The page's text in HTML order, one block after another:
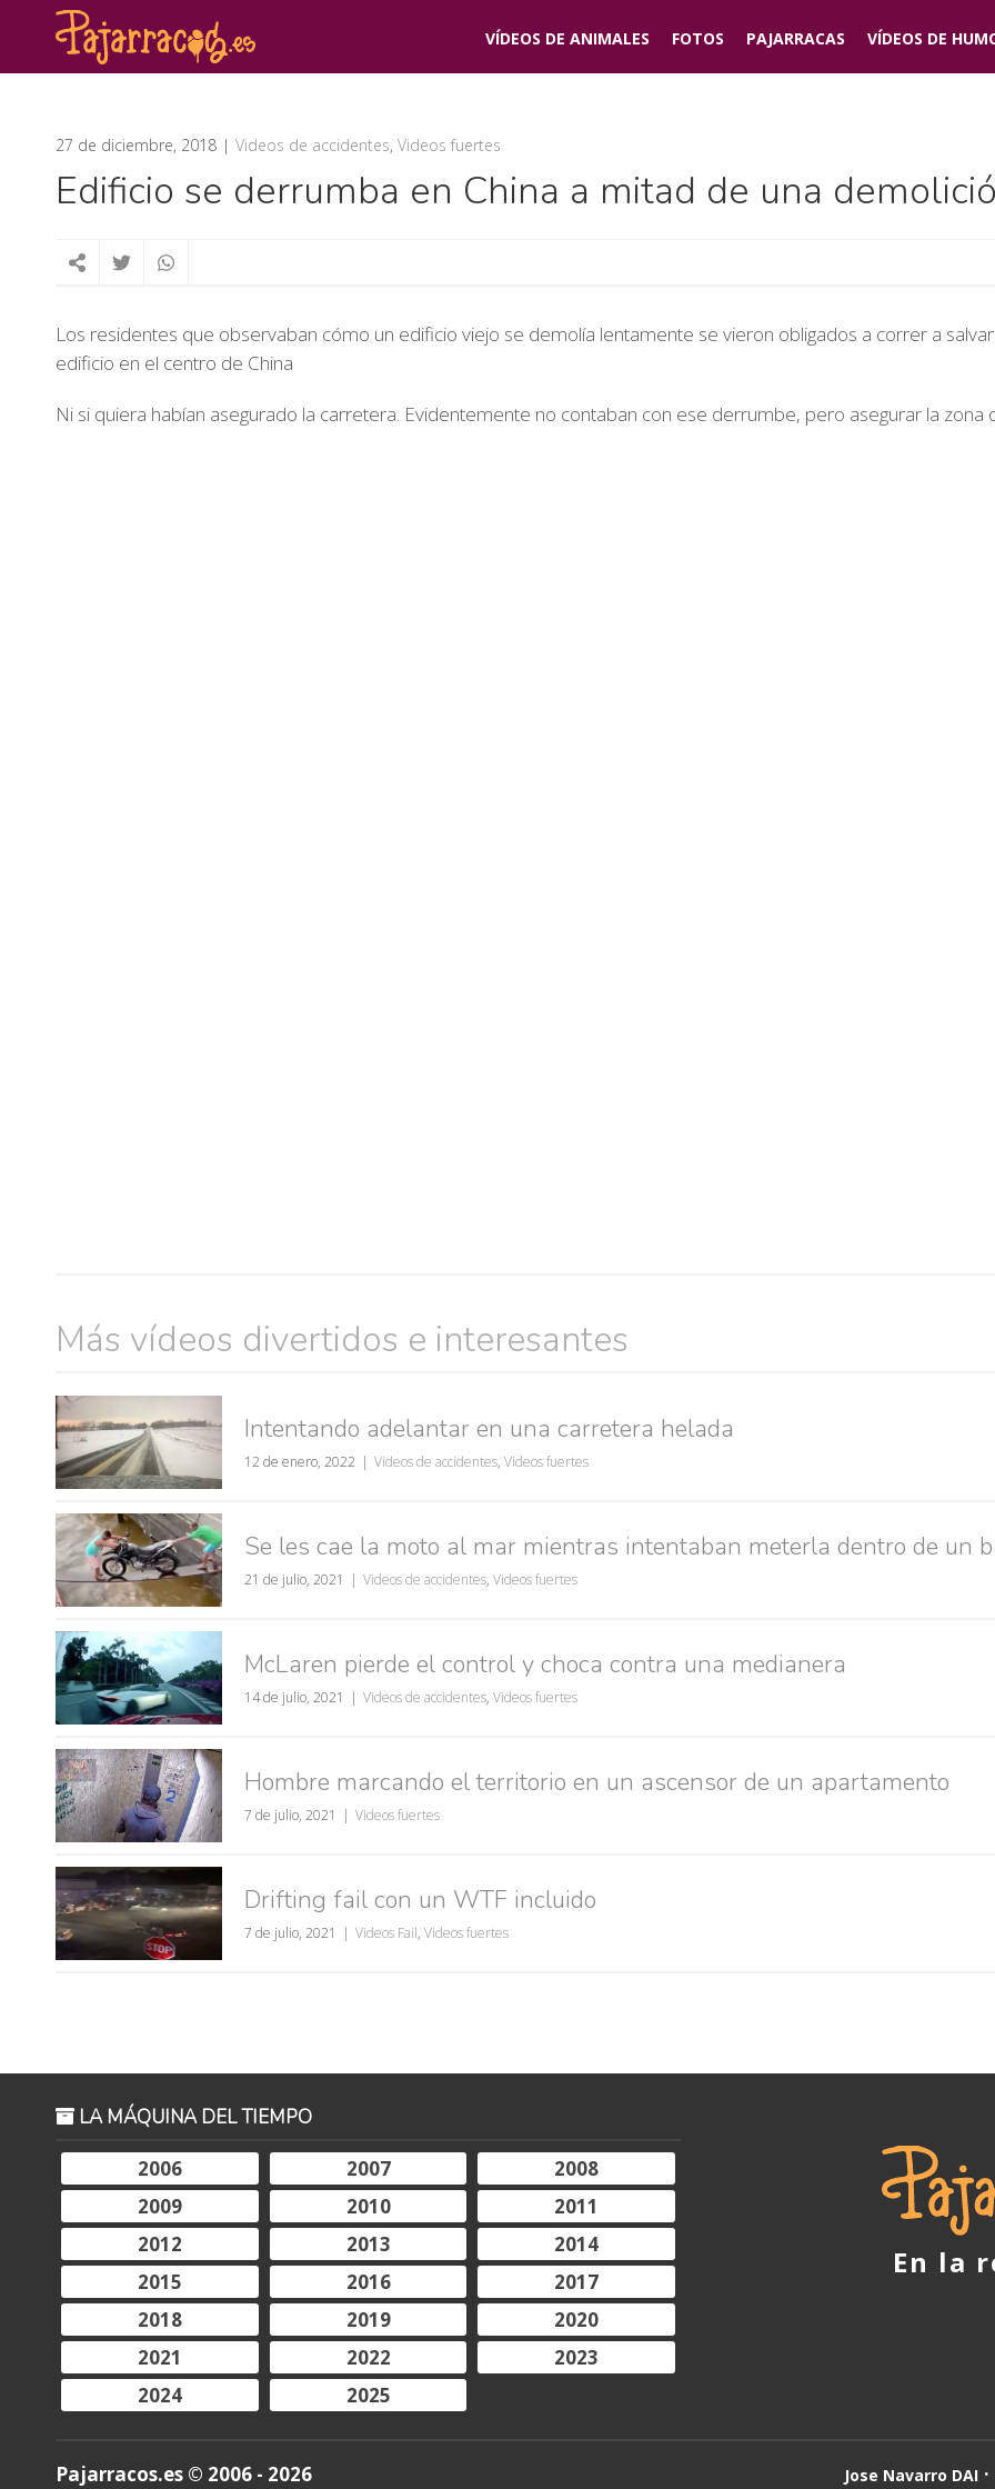
VÍDEOS DE ANIMALES FOTOS PAJARRACAS VÍDEOS DE
27 de diciembre, 2018 Videos de accidentes, Videos fuertes
Edificio se derrumba en China a mitad de una
Los residentes que observaban cómo un edificio viejo se demolía lentamente se vieron obligados a correr a
edificio en el centro de China
Ni si quiera habían asegurado la carretera. Evidentemente no contaban con ese derrumbe, pero asegurar la zona
Más vídeos divertidos e interesantes
Intentando adelantar en una carretera helada
12 de enero, 2022 Videos de accidentes, Videos fuertes
Se les cae la moto al mar mientras intentaban meterla dentro de un
21 de julio, 2021 Videos de accidentes, Videos fuertes
McLaren pierde el control y choca contra una medianera
14 de julio, 2021 Videos de accidentes, Videos fuertes
Hombre marcando el territorio en un ascensor de un apartamento
7 de julio, 2021 Videos fuertes
Drifting fail con un WTF incluido
7 de julio, 2021 Videos Fail, Videos fuertes
LA MÁQUINA DEL TIEMPO
2006
2007
2008
2009
2010
2011
2012
2013
2014
2015
2016
2017
2018
2019
2020
2021
2022
2023
2024
2025
En la
Pajarracos.es © 2006 - 2026 Jose Navarro DAI